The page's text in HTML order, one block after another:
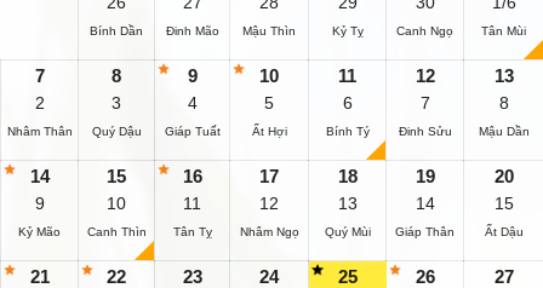
Bính Dần Đinh Mão Mậu Thìn Kỷ Tỵ Canh Ngọ Tân Mùi
7
2
Nhâm Thân
8
3
Quý Dậu
9
4
Giáp Tuất
10
5
Ất Hợi
11
6
Bính Tý
12
7
Đinh Sửu
13
8
Mậu Dần
14
9
Kỷ Mão
15
10
Canh Thìn
16
11
Tân Tỵ
17
12
Nhâm Ngọ
18
13
Quý Mùi
19
14
Giáp Thân
20
15
Ất Dậu
21 22 23 24 25 26 27